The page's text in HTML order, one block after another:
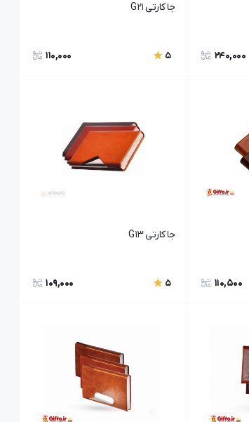
240,000
جا کارتی G21
5
110,000
110,500
جا کارتی G13
5
109,000